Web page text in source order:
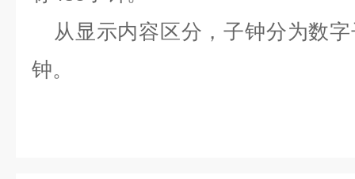
从显示内容区分，子钟分为数
钟。